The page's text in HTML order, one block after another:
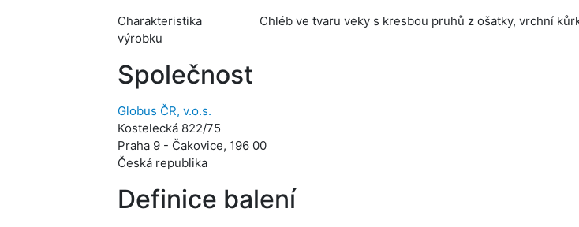
Charakteristika
výrobku
Chléb ve tvaru veky s kresbou pruhů z ošatky, vrchní
Společnost
Globus ČR, v.o.s.
Kostelecká 822/75
Praha 9 - Čakovice, 196 00
Česká republika
Definice balení